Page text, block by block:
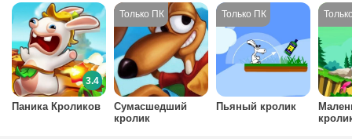
Паника Кроликов
3.4
Сумасшедший
кролик
Пьяный кролик